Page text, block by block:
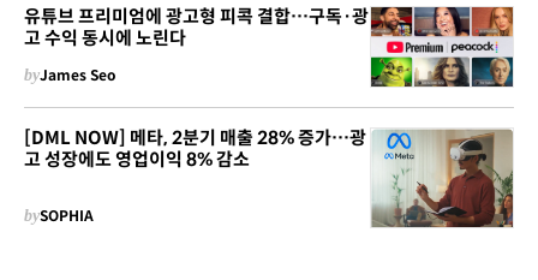
유튜브 프리미엄에 광고형 피콕 결합…구독·광
고 수익 동시에 노린다
byJames Seo
[DML NOW] 메타, 2분기 매출 28% 증가…광
고 성장에도 영업이익 8% 감소
bySOPHIA